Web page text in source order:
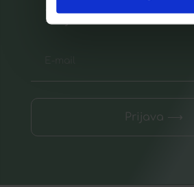
Prijavite se na listu
Prijava ⟶